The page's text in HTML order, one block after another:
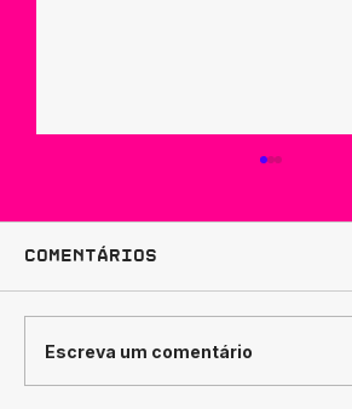
Comentários
Escreva um comentário